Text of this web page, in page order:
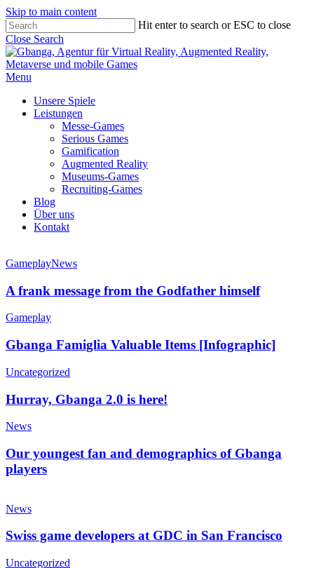
Skip to main content
Hit enter to search or ESC to close
Close Search
Menu
Unsere Spiele
Leistungen
Messe-Games
Serious Games
Gamification
Augmented Reality
Museums-Games
Recruiting-Games
Blog
Über uns
Kontakt
GameplayNews
A frank message from the Godfather himself
Gameplay
Gbanga Famiglia Valuable Items [Infographic]
Uncategorized
Hurray, Gbanga 2.0 is here!
News
Our youngest fan and demographics of Gbanga
players
News
Swiss game developers at GDC in San Francisco
Uncategorized